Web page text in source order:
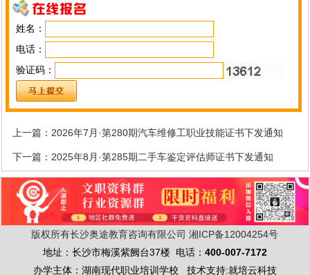
姓名：
电话：
验证码：
上一篇： 2026年7月·第280期汽车维修工职业技能证书下发通知
下一篇： 2025年8月·第285期二手车鉴定评估师证书下发通知
版权所有长沙奥途教育咨询有限公司 湘ICP备12004254号
地址：长沙市梅溪紫阙台37楼 电话： 400-007-7172
办学主体：湖南现代职业培训学校 技术支持:就培云科技